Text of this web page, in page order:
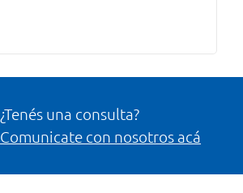
¿Tenés una consulta?
Comunicate con nosotros acá